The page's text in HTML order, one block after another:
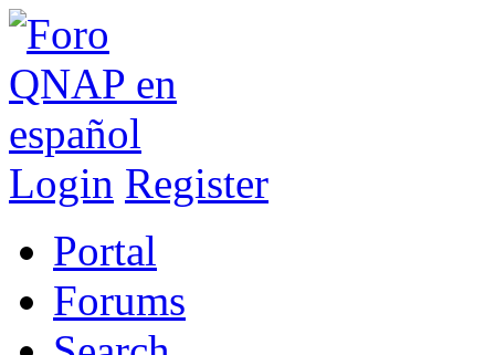
Login Register
Portal
Forums